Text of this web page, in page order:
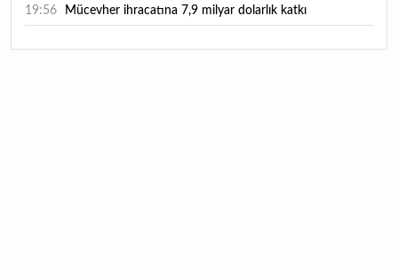
19:56 Mücevher ihracatına 7,9 milyar dolarlık katkı
18:21 Güç elektroniğinde küresel oyun kurucu olmayı